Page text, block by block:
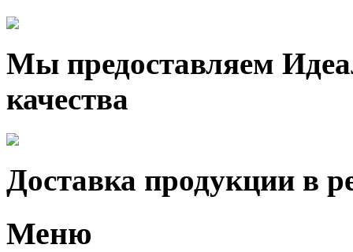
Мы предоставляем
качества
Доставка продукции в
Меню